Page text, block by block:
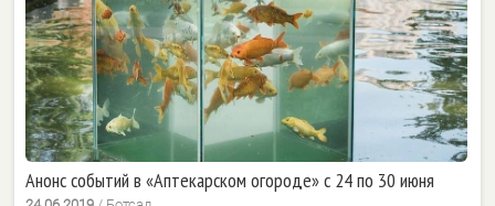
Анонс событий в «Аптекарском огороде» с 24 по 30 июня